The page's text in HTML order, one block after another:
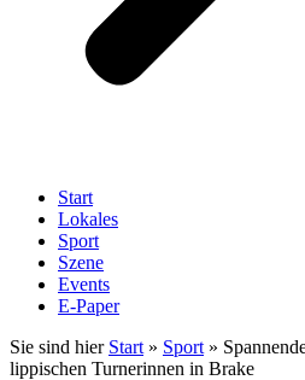
Start
Lokales
Sport
Szene
Events
E-Paper
Sie sind hier Start » Sport »
lippischen Turnerinnen in Brake